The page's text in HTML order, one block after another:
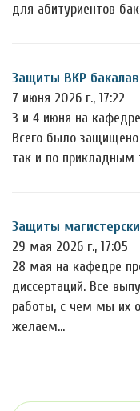
для абитуриентов
Защиты ВКР
7 июня 2026 г., 17:22
3 и 4 июня на
Всего было
так и по
Защиты
29 мая 2026 г., 17:05
28 мая на кафедре
диссертаций. Все
работы, с чем мы их
желаем…